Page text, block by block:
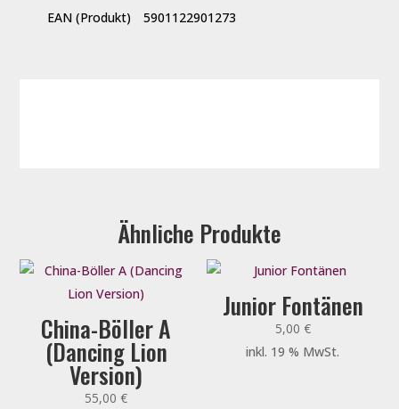
EAN (Produkt)
5901122901273
Ähnliche Produkte
China-Böller A
(Dancing Lion
Version)
55,00€
Junior Fontänen
5,00 €
inkl. 19 % MwSt.